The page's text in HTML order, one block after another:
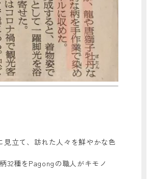
立て、訪れた人々を鮮やかな色
32種をPagongの職人がキモノ